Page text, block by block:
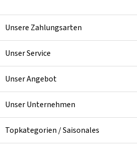
Unsere Zahlungsarten
Unser Service
Unser Angebot
Unser Unternehmen
Topkategorien / Saisonales